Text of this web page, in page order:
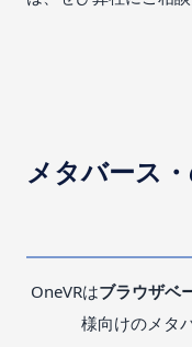
メタバース
OneVRはブラウザベ
様向けのメタ